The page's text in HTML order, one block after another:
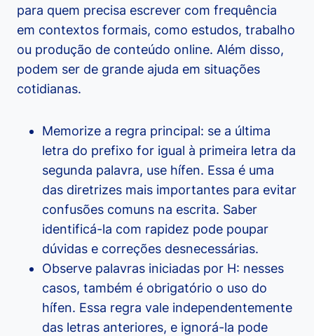
para quem precisa escrever com frequência
em contextos formais, como estudos, trabalho
ou produção de conteúdo online. Além disso,
podem ser de grande ajuda em situações
cotidianas.
Memorize a regra principal: se a última
letra do prefixo for igual à primeira letra da
segunda palavra, use hífen. Essa é uma
das diretrizes mais importantes para evitar
confusões comuns na escrita. Saber
identificá-la com rapidez pode poupar
dúvidas e correções desnecessárias.
Observe palavras iniciadas por H: nesses
casos, também é obrigatório o uso do
hífen. Essa regra vale independentemente
das letras anteriores, e ignorá-la pode